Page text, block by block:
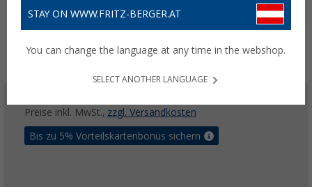
Preise inkl. MwSt., zzgl. Versandkosten
Bis zu 5% Vorteilskartenbonus sichern
STAY ON WWW.FRITZ-BERGER.AT
You can change the language at any time in the webshop.
SELECT ANOTHER LANGUAGE